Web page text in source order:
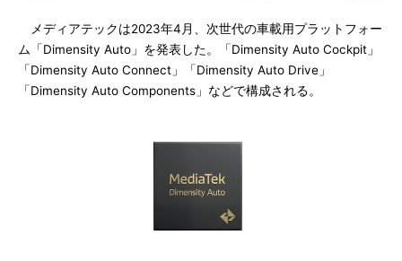
メディアテックは2023年4月、次世代の車載用プラットフォー
ム「Dimensity Auto」を発表した。「Dimensity Auto Cockpit」
「Dimensity Auto Connect」「Dimensity Auto Drive」
「Dimensity Auto Components」などで構成される。